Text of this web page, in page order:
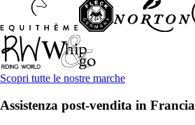
Scopri tutte le nostre marche
Assistenza post-vendita in Francia